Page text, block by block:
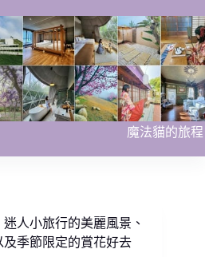
魔法貓的旅程
人小旅行的美麗風景、
季節限定的賞花好去